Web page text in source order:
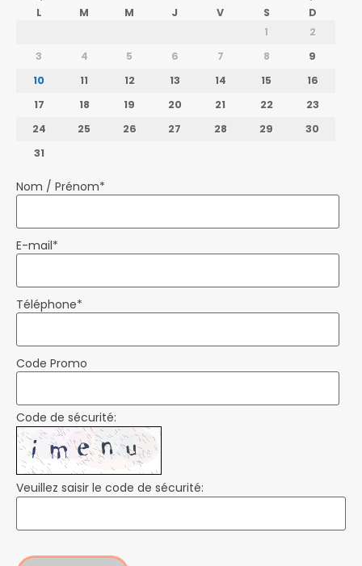
L M M J V S
D
1
2
3
4 5 6 7 8
9
10
11 12 13 14 15
16
17
18 19 20 21 22
23
24
25 26 27 28 29
30
31
Nom / Prénom*
E-mail*
Téléphone*
Code Promo
Code de sécurité:
Veuillez saisir le code de sécurité: